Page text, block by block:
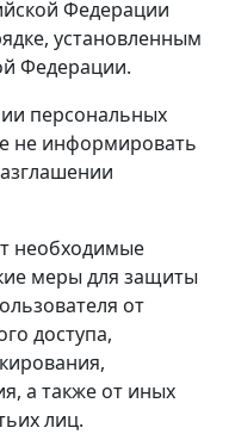
Федерации
установленным
Федерации.
персональных
не информировать
необходимые
меры для защиты
от
доступа,
а также от иных
лиц.